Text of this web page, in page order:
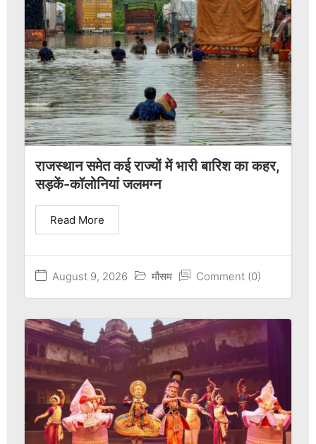
राजस्थान समेत कई राज्यों में भारी बारिश का कहर,
सड़कें-कॉलोनियां जलमग्न
August 9, 2026 मौसम Comment (0)
Read More